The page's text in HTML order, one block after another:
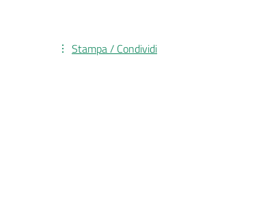
Stampa / Condividi